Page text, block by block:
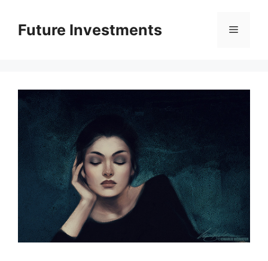
вмістуFuture Investments Меню